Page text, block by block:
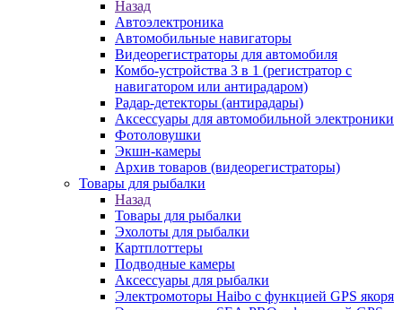
Назад
Автоэлектроника
Автомобильные навигаторы
Видеорегистраторы для автомобиля
Комбо-устройства 3 в 1 (регистратор с
навигатором или антирадаром)
Радар-детекторы (антирадары)
Аксессуары для автомобильной электроники
Фотоловушки
Экшн-камеры
Архив товаров (видеорегистраторы)
Товары для рыбалки
Назад
Товары для рыбалки
Эхолоты для рыбалки
Картплоттеры
Подводные камеры
Аксессуары для рыбалки
Электромоторы Haibo с функцией GPS якоря